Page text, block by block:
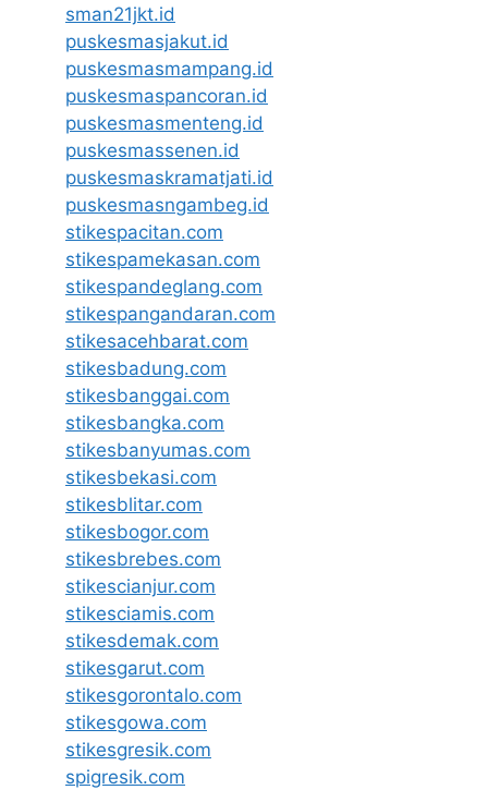
sman21jkt.id
puskesmasjakut.id
puskesmasmampang.id
puskesmaspancoran.id
puskesmasmenteng.id
puskesmassenen.id
puskesmaskramatjati.id
puskesmasngambeg.id
stikespacitan.com
stikespamekasan.com
stikespandeglang.com
stikespangandaran.com
stikesacehbarat.com
stikesbadung.com
stikesbanggai.com
stikesbangka.com
stikesbanyumas.com
stikesbekasi.com
stikesblitar.com
stikesbogor.com
stikesbrebes.com
stikescianjur.com
stikesciamis.com
stikesdemak.com
stikesgarut.com
stikesgorontalo.com
stikesgowa.com
stikesgresik.com
spigresik.com